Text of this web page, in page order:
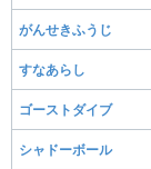
がんせきふうじ
すなあらし
ゴーストダイブ
シャドーボール